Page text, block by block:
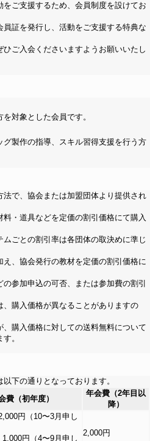
ご支援するため、会員制度を設けてお
証を発行し、活動をご支援する特典な
ご入会くださいますようお願いいたし
対象とした会員です。
製作の指導、スキル習得支援を行う方
で、協会または加盟団体より提供され
・道具などを定価の割引価格にて購入
ムごとの割引率は各団体の取決めに準じ
、協会発行の教材を定価の割引価格に
参加申込の可否、または参加費の割引
購入価格が異なることがありますの
購入価格に対しての送料無料について
。
下の通りとなっております。
費（初年度）
年会費（2年目以
降）
円（10〜3月申し
1,000円（4〜9月申し
2,000円